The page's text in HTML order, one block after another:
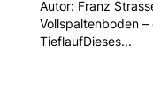
Autor: Franz
Vollspaltenboden
TieflaufDieses...